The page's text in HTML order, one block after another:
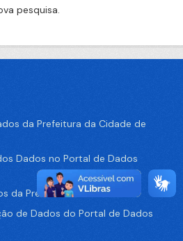
pesquisa.
da Prefeitura da Cidade de
Dados no Portal de Dados
da Prefeitura do Recife
de Dados do Portal de Dados